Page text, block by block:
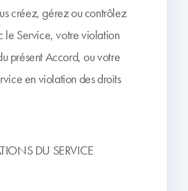
créez, gérez ou contrôlez
le Service, votre violation
présent Accord, ou votre
en violation des droits
DU SERVICE